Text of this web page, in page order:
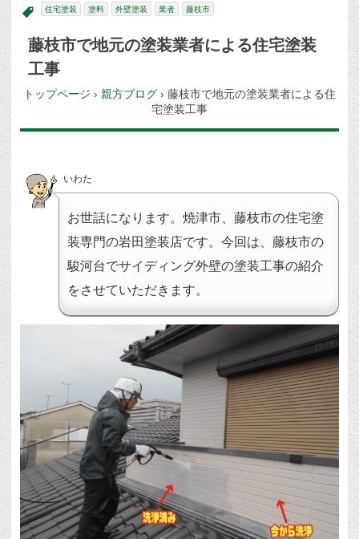
住宅塗装 塗料 外壁塗装 業者 藤枝市
藤枝市で地元の塗装業者による住宅塗装
工事
トップページ › 親方ブログ › 藤枝市で地元の塗装業者による住
宅塗装工事
いわた
お世話になります。焼津市、藤枝市の住宅塗
装専門の岩田塗装店です。今回は、藤枝市の
駿河台でサイディング外壁の塗装工事の紹介
をさせていただきます。